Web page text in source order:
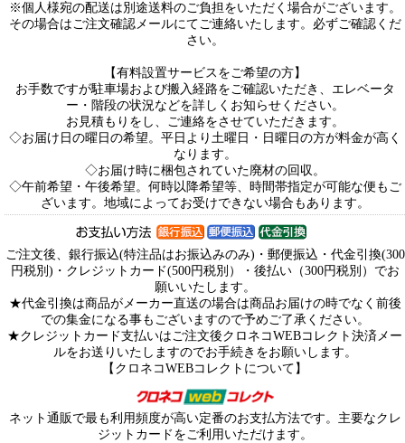
※個人様宛の配送は別途送料のご負担をいただく場合がございます。
その場合はご注文確認メールにてご連絡いたします。必ずご確認くだ
さい。
【有料設置サービスをご希望の方】
お手数ですが駐車場および搬入経路をご確認いただき、エレベータ
ー・階段の状況などを詳しくお知らせください。
お見積もりをし、ご連絡をさせていただきます。
◇お届け日の曜日の希望。平日より土曜日・日曜日の方が料金が高く
なります。
◇お届け時に梱包されていた廃材の回収。
◇午前希望・午後希望。何時以降希望等、時間帯指定が可能な便もご
ざいます。地域によってお受けできない場合もあります。
ご注文後、銀行振込(特注品はお振込みのみ)・郵便振込・代金引換(300
円税別)・クレジットカード(500円税別）・後払い（300円税別）でお
願いいたします。
★代金引換は商品がメーカー直送の場合は商品お届けの時でなく前後
での集金になる事もございますので予めご了承ください。
★クレジットカード支払いはご注文後クロネコWEBコレクト決済メー
ルをお送りいたしますのでお手続きをお願いします。
【クロネコWEBコレクトについて】
ネット通販で最も利用頻度が高い定番のお支払方法です。主要なクレ
ジットカードをご利用いただけます。